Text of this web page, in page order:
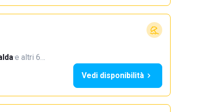
·e altri 6…
Vedi disponibilità